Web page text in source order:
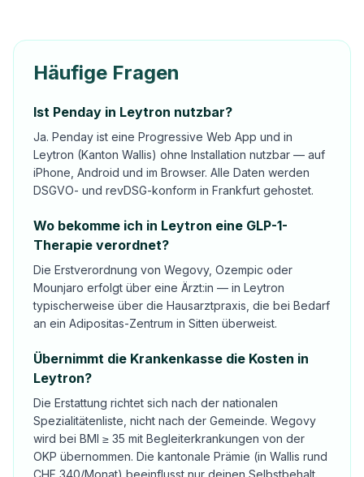
Häufige Fragen
Ist Penday in Leytron nutzbar?
Ja. Penday ist eine Progressive Web App und in
Leytron (Kanton Wallis) ohne Installation nutzbar — auf
iPhone, Android und im Browser. Alle Daten werden
DSGVO- und revDSG-konform in Frankfurt gehostet.
Wo bekomme ich in Leytron eine GLP-1-
Therapie verordnet?
Die Erstverordnung von Wegovy, Ozempic oder
Mounjaro erfolgt über eine Ärzt:in — in Leytron
typischerweise über die Hausarztpraxis, die bei Bedarf
an ein Adipositas-Zentrum in Sitten überweist.
Übernimmt die Krankenkasse die Kosten in
Leytron?
Die Erstattung richtet sich nach der nationalen
Spezialitätenliste, nicht nach der Gemeinde. Wegovy
wird bei BMI ≥ 35 mit Begleiterkrankungen von der
OKP übernommen. Die kantonale Prämie (in Wallis rund
CHF 340/Monat) beeinflusst nur deinen Selbstbehalt.